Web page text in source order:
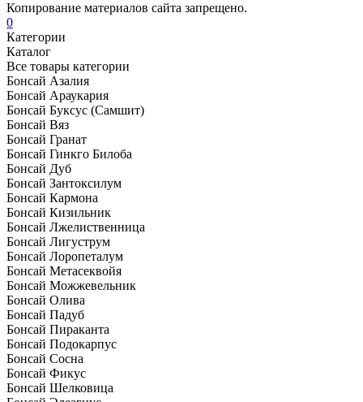
Копирование материалов сайта запрещено.
0
Категории
Каталог
Все товары категории
Бонсай Азалия
Бонсай Араукария
Бонсай Буксус (Самшит)
Бонсай Вяз
Бонсай Гранат
Бонсай Гинкго Билоба
Бонсай Дуб
Бонсай Зантоксилум
Бонсай Кармона
Бонсай Кизильник
Бонсай Лжелиственница
Бонсай Лигуструм
Бонсай Лоропеталум
Бонсай Метасеквойя
Бонсай Можжевельник
Бонсай Олива
Бонсай Падуб
Бонсай Пираканта
Бонсай Подокарпус
Бонсай Сосна
Бонсай Фикус
Бонсай Шелковица